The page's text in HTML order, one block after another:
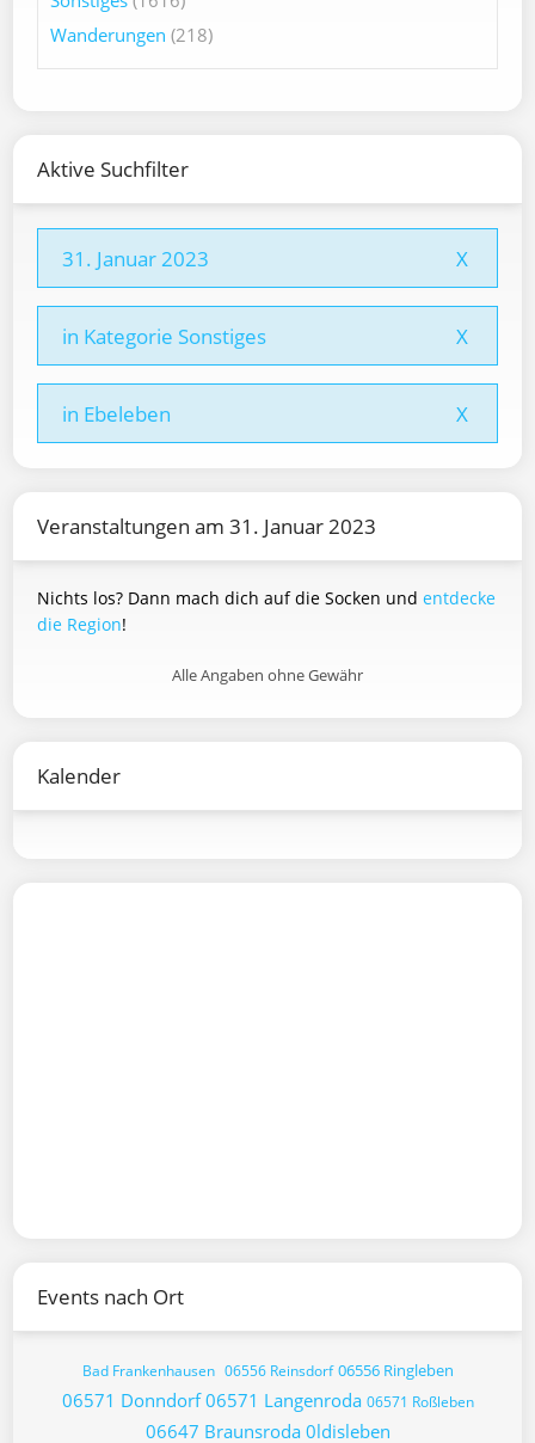
Wanderungen (218)
Aktive Suchfilter
31. Januar 2023 X
in Kategorie Sonstiges X
in Ebeleben X
Veranstaltungen am 31. Januar 2023
Nichts los? Dann mach dich auf die Socken und entdecke
die Region!
Alle Angaben ohne Gewähr
Kalender
Events nach Ort
Bad Frankenhausen 06556 Reinsdorf 06556 Ringleben
06571 Donndorf 06571 Langenroda 06571 Roßleben
06647 Braunsroda 0ldisleben